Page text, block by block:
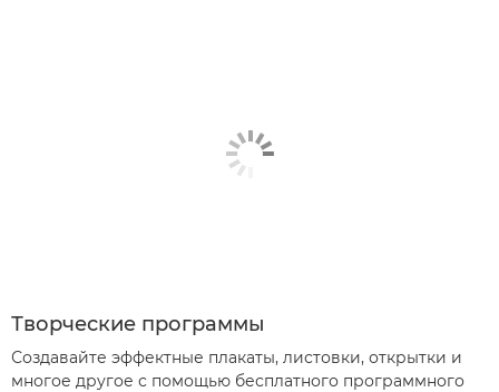
Творческие программы
Создавайте эффектные плакаты, листовки, открытки и
многое другое с помощью бесплатного программного